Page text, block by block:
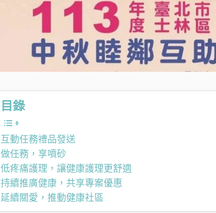
目錄
互動任務禮品發送
做任務，享噴砂
低疼痛護理，讓健康護理更舒適
持續推廣健康，共享專案優惠
延續關愛，推動健康社區